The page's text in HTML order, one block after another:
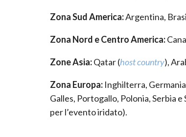
Zona Sud America:Argentina,
Zona Nord e Centro America:
Zone Asia:Qatar (host country),
Zona Europa: Inghilterra,
Galles, Portogallo, Polonia, Serbia
per l’evento iridato).